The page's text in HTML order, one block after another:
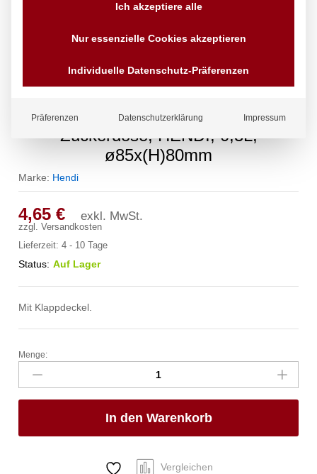
Zuckerdose, HENDI, 0,3L,
ø85x(H)80mm
Marke: Hendi
4,65€ exkl. MwSt.
zzgl.Versandkosten
Lieferzeit:4 - 10 Tage
Status: Auf Lager
Mit Klappdeckel.
Zuckerdose,
HENDI,
0,3L,
ø85x(H)80mm
Menge:
In den Warenkorb
Vergleichen
Ich akzeptiere alle
Nur essenzielle Cookies akzeptieren
Individuelle Datenschutz-Präferenzen
Präferenzen Datenschutzerklärung Impressum